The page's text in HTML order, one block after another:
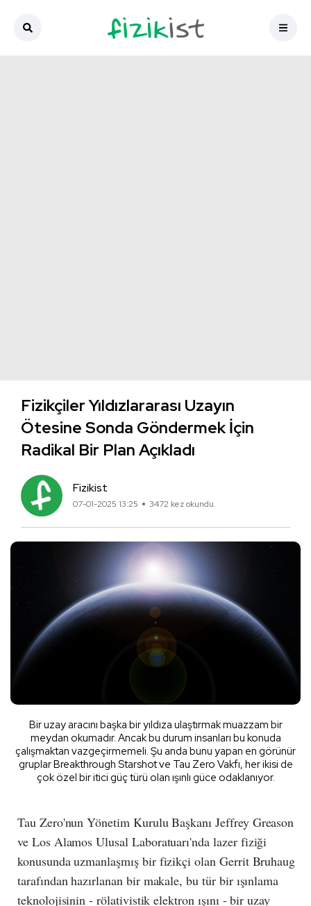
Fizikçiler Yıldızlararası Uzayın
Ötesine Sonda Göndermek İçin
Radikal Bir Plan Açıkladı
Fizikist
07-01-2025 13:25 3472 kez okundu.
Bir uzay aracını başka bir yıldıza ulaştırmak muazzam bir
meydan okumadır. Ancak bu durum insanları bu konuda
çalışmaktan vazgeçirmemeli. Şu anda bunu yapan en görünür
gruplar Breakthrough Starshot ve Tau Zero Vakfı, her ikisi de
çok özel bir itici güç türü olan ışınlı güce odaklanıyor.
Tau Zero'nun Yönetim Kurulu Başkanı Jeffrey Greason
ve Los Alamos Ulusal Laboratuarı'nda lazer fiziği
konusunda uzmanlaşmış bir fizikçi olan Gerrit Bruhaug
tarafından hazırlanan bir makale, bu tür bir ışınlama
teknolojisinin - rölativistik elektron ışını - bir uzay